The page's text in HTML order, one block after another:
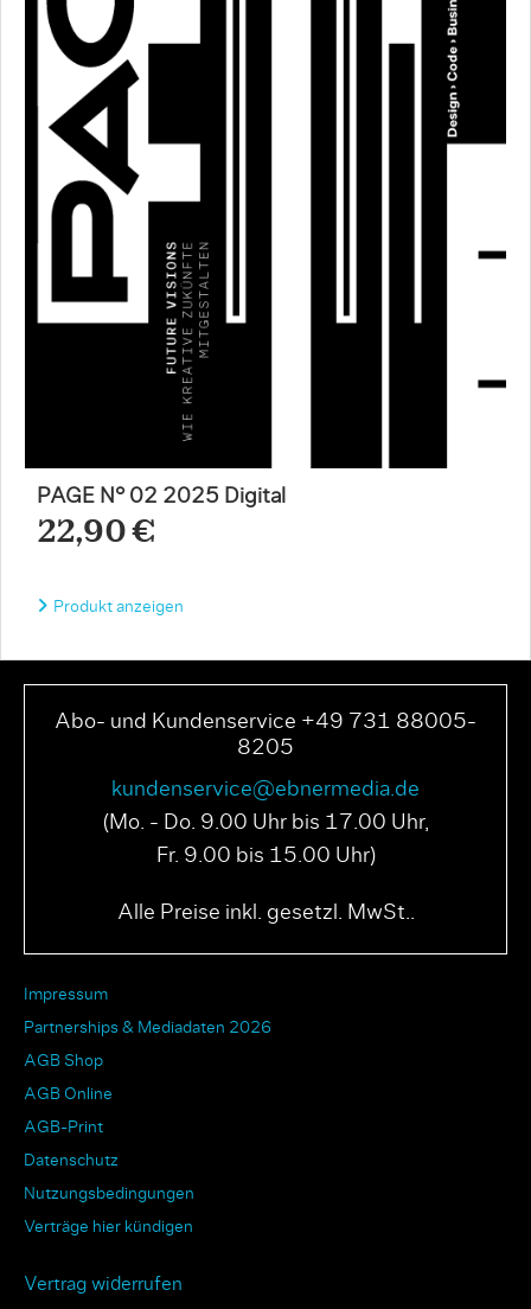
PAGE N° 02 2025 Digital
22,90 €
Produkt anzeigen
Abo- und Kundenservice +49 731 88005-
8205
kundenservice@ebnermedia.de
(Mo. - Do. 9.00 Uhr bis 17.00 Uhr,
Fr. 9.00 bis 15.00 Uhr)
Alle Preise inkl. gesetzl. MwSt..
Impressum
Partnerships & Mediadaten 2026
AGB Shop
AGB Online
AGB-Print
Datenschutz
Nutzungsbedingungen
Verträge hier kündigen
Vertrag widerrufen